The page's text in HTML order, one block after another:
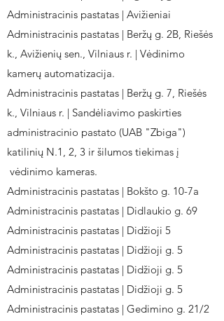
Administracinis pastatas | Avižieniai
Administracinis pastatas | Beržų g. 2B, Riešės
k., Avižienių sen., Vilniaus r. | Vėdinimo
kamerų automatizacija.
Administracinis pastatas | Beržų g. 7, Riešės
k., Vilniaus r. | Sandėliavimo paskirties
administracinio pastato (UAB "Zbiga")
katilinių N.1, 2, 3 ir šilumos tiekimas į
vėdinimo kameras.
Administracinis pastatas | Bokšto g. 10-7a
Administracinis pastatas | Didlaukio g. 69
Administracinis pastatas | Didžioji 5
Administracinis pastatas | Didžioji g. 5
Administracinis pastatas | Didžioji g. 5
Administracinis pastatas | Didžioji g. 5
Administracinis pastatas | Gedimino g. 21/2